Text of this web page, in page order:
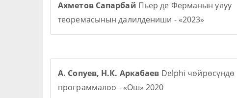
Ахметов Сапарбай Пьер де Ферманын улуу
теоремасынын далилдениши - «2023»
А. Сопуев, Н.К. Аркабаев Delphi чөйрөсүндө
программалоо - «Ош» 2020